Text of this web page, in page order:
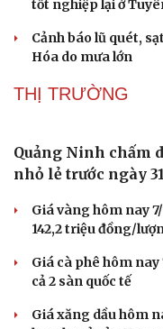
Chính quyền hai
lượng phục vụ từ cơ
Tuyên Quang
cho trẻ dịp hè
Ông Đỗ Anh Tuấn là
Cảnh báo lũ quét,
THỊ TRƯỜNG